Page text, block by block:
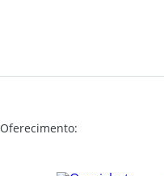
Oferecimento: